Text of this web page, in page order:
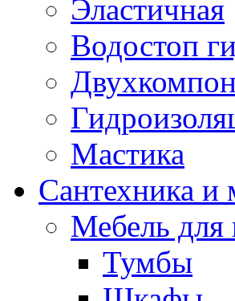
Эластичная
Водостоп
Мастика
Сантехника и
Мебель для
Тумбы